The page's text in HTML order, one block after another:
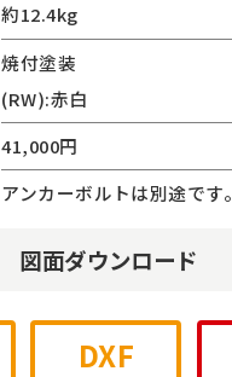
約12.4kg
焼付塗装
(RW):赤白
41,000円
アンカーボルトは別途です。
図面ダウンロード
DXF